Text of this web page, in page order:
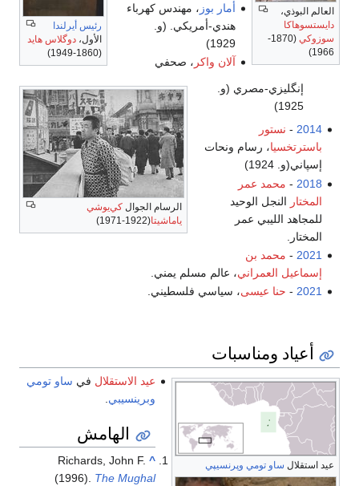
رئيس أيرلندا
الأول، دوگلاس هايد
(1860-1949)
العالم البوذي،
دايستسوهاكا
سوزوكي
(1870-
1966)
الرسام الجوال كي‌يوشي
ياماشيتا(1922-1971)
أمار بوز ، مهندس كهرباء
هندي-أمريكي. (و.
1929)
آلان واكر ، صحفي
إنگليزي-مصري (و.
1925)
2014
- نستور
باسترتخسيا، رسام ونحات
إسپاني(و. 1924)
2018
- محمد عمر
المختار النجل الوحيد
للمجاهد الليبي عمر
المختار.
2021
- محمد بن
إسماعيل العمراني، عالم مسلم يمني.
2021
- حنا عيسى، سياسي فلسطيني.
أعياد ومناسبات
عيد استقلال ساو تومي وپرنسيپي
عيد الاستقلال في ساو تومي
وبرينسيبي
الهامش
^
Richards, John F.
(1996). The Mughal